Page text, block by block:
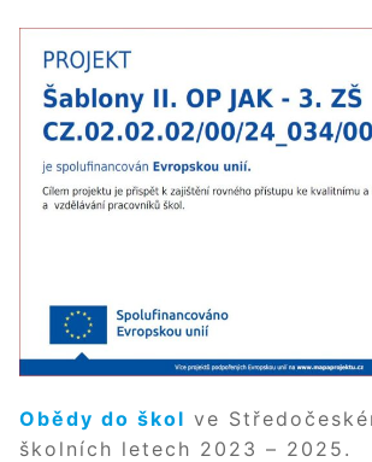
Obědy do škol ve
školních letech 2023 – 2025.